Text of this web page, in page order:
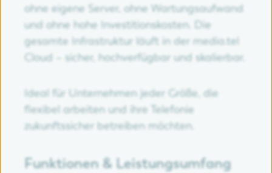
ohne eigene Server, ohne Wartungsaufwand
und ohne hohe Investitionskosten. Die
gesamte Infrastruktur läuft in der media.tel
Cloud – sicher, hochverfügbar und skalierbar.
Ideal für Unternehmen jeder Größe, die
flexibel arbeiten und ihre Telefonie
zukunftssicher betreiben möchten.
Funktionen & Leistungsumfang